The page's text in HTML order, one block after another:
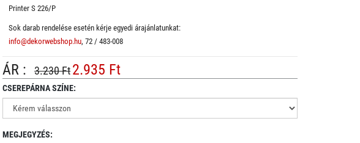
Printer S 226/P
Sok darab rendelése esetén kérje egyedi árajánlatunkat:
info@dekorwebshop.hu, 72 / 483-008
ÁR : 3.230 Ft2.935 Ft
CSEREPÁRNA SZÍNE:
MEGJEGYZÉS: